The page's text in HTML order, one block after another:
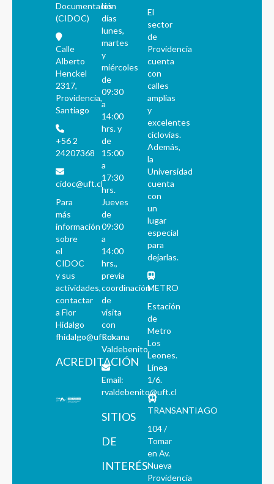
Documentación
(CIDOC)
Calle
Alberto
Henckel
2317,
Providencia,
Santiago
+56 2
24207368
cidoc@uft.cl
Para
más
información
sobre
el
CIDOC
y sus
actividades,
contactar
a Flor
Hidalgo
fhidalgo@uft.cl
ACREDITACIÓN
los
días
lunes,
martes
y
miércoles
de
09:30
a
14:00
hrs. y
de
15:00
a
17:30
hrs.
Jueves
de
09:30
a
14:00
hrs.,
previa
coordinación
de
visita
con
Roxana
Valdebenito.
Email:
rvaldebenito@uft.cl
SITIOS
DE
INTERÉS
El
sector
de
Providencia
cuenta
con
calles
amplias
y
excelentes
ciclovías.
Además,
la
Universidad
cuenta
con
un
lugar
especial
para
dejarlas.
METRO
Estación
de
Metro
Los
Leones.
Línea
1/6.
TRANSANTIAGO
104 /
Tomar
en Av.
Nueva
Providencia